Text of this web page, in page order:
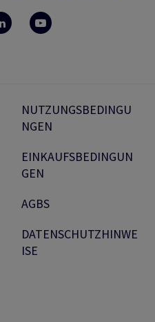
NUTZUNGSBEDINGU
NGEN
EINKAUFSBEDINGUN
GEN
AGBS
DATENSCHUTZHINWE
ISE